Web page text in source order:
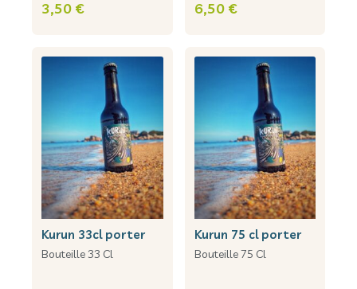
3,50 € 6,50 €
kurun 33cl porter
Bouteille 33 Cl
kurun 75 cl porter
Bouteille 75 Cl